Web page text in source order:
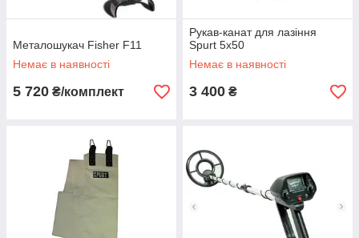
Металошукач Fisher F11
Немає в наявності
5 720 ₴/комплект
Рукав-канат для лазіння
Spurt 5х50
Немає в наявності
3 400 ₴